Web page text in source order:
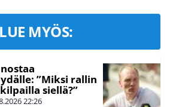
LUE MYÖS:
”Miksi rallin
siellä?”
22:26